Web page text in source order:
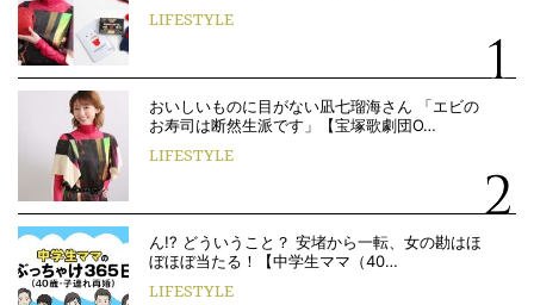
LIFESTYLE
おいしいものに目がない凪七瑠海さん 「エビの
お寿司は断然生派です」【宝塚歌劇団O…
LIFESTYLE
ん!? どういうこと？ 安堵から一転、女の勘はほ
ぼほぼ当たる！【中学生ママ（40…
LIFESTYLE